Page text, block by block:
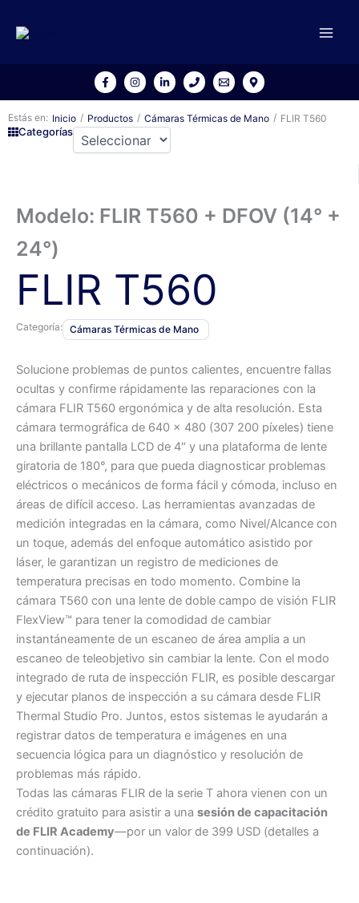
Estás en: Inicio / Productos / Cámaras Térmicas de Mano / FLIR T560
Categorías
Modelo: FLIR T560 + DFOV (14° +
24°)
FLIR T560
Categoría: Cámaras Térmicas de Mano
Solucione problemas de puntos calientes, encuentre fallas
ocultas y confirme rápidamente las reparaciones con la
cámara FLIR T560 ergonómica y de alta resolución. Esta
cámara termográfica de 640 × 480 (307 200 píxeles) tiene
una brillante pantalla LCD de 4" y una plataforma de lente
giratoria de 180°, para que pueda diagnosticar problemas
eléctricos o mecánicos de forma fácil y cómoda, incluso en
áreas de difícil acceso. Las herramientas avanzadas de
medición integradas en la cámara, como Nivel/Alcance con
un toque, además del enfoque automático asistido por
láser, le garantizan un registro de mediciones de
temperatura precisas en todo momento. Combine la
cámara T560 con una lente de doble campo de visión FLIR
FlexView™ para tener la comodidad de cambiar
instantáneamente de un escaneo de área amplia a un
escaneo de teleobjetivo sin cambiar la lente. Con el modo
integrado de ruta de inspección FLIR, es posible descargar
y ejecutar planos de inspección a su cámara desde FLIR
Thermal Studio Pro. Juntos, estos sistemas le ayudarán a
registrar datos de temperatura e imágenes en una
secuencia lógica para un diagnóstico y resolución de
problemas más rápido.
Todas las cámaras FLIR de la serie T ahora vienen con un
crédito gratuito para asistir a una sesión de capacitación
de FLIR Academy—por un valor de 399 USD (detalles a
continuación).